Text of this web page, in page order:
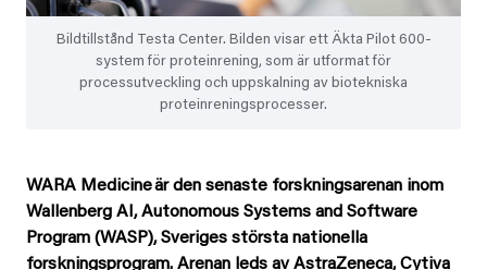
Bildtillstånd Testa Center. Bilden visar ett Äkta Pilot 600-
system för proteinrening, som är utformat för
processutveckling och uppskalning av biotekniska
proteinreningsprocesser.
WARA Medicine är den senaste forskningsarenan inom
Wallenberg AI, Autonomous Systems and Software
Program (WASP), Sveriges största nationella
forskningsprogram. Arenan leds av AstraZeneca, Cytiva